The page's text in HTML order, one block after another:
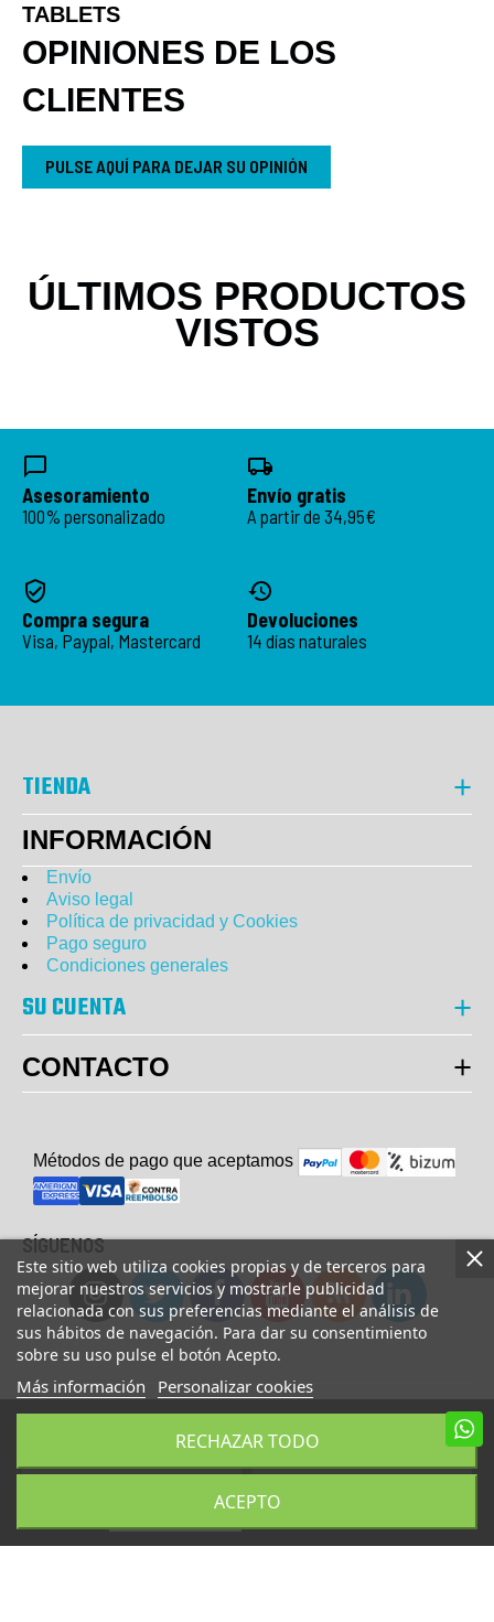
Este sitio web utiliza cookies propias y de terceros para
mejorar nuestros servicios y mostrarle publicidad
relacionada con sus preferencias mediante el análisis de
sus hábitos de navegación. Para dar su consentimiento
sobre su uso pulse el botón Acepto.
Más información Personalizar cookies
RECHAZAR TODO
ACEPTO
TABLETS
OPINIONES DE LOS
CLIENTES
PULSE AQUÍ PARA DEJAR SU OPINIÓN
ÚLTIMOS PRODUCTOS
VISTOS
Asesoramiento
100% personalizado
Envío gratis
A partir de 34,95€
Compra segura
Visa, Paypal, Mastercard
Devoluciones
14 días naturales
AÑADIR A LA CESTA COMPRAR AHORA
TIENDA
INFORMACIÓN
Envío
Aviso legal
Política de privacidad y Cookies
Pago seguro
Condiciones generales
SU CUENTA
CONTACTO
Métodos de pago que aceptamos
SÍGUENOS
© Copyright 2023 UsaFitness. All Rights Reserved.